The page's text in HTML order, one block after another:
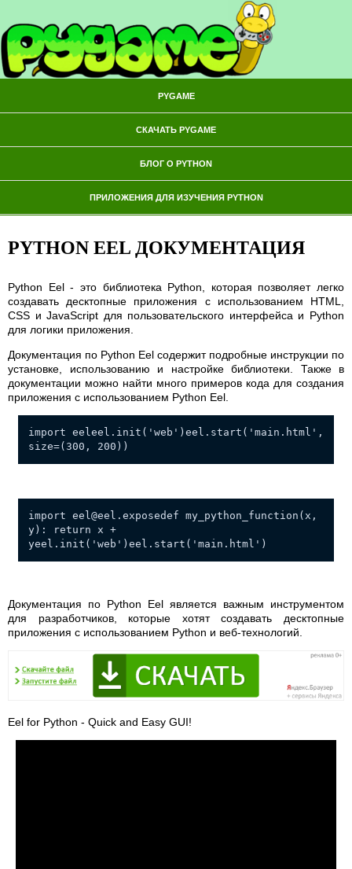
PYGAME
СКАЧАТЬ PYGAME
БЛОГ О PYTHON
ПРИЛОЖЕНИЯ ДЛЯ ИЗУЧЕНИЯ PYTHON
PYTHON EEL ДОКУМЕНТАЦИЯ
Python Eel - это библиотека Python, которая позволяет легко
создавать десктопные приложения с использованием HTML,
CSS и JavaScript для пользовательского интерфейса и Python
для логики приложения.
Документация по Python Eel содержит подробные инструкции по
установке, использованию и настройке библиотеки. Также в
документации можно найти много примеров кода для создания
приложения с использованием Python Eel.
import eeleel.init('web')eel.start('main.html',
size=(300, 200))
import eel@eel.exposedef my_python_function(x,
y): return x +
yeel.init('web')eel.start('main.html')
Документация по Python Eel является важным инструментом
для разработчиков, которые хотят создавать десктопные
приложения с использованием Python и веб-технологий.
Eel for Python - Quick and Easy GUI!